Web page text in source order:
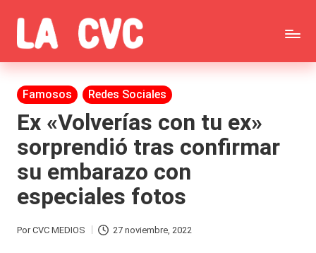
Saltar
al
contenido
C
o
p
u
c
h
a
s
Todas
las
noticias
de
la
farándula,
Publicada
en
Famosos Redes Sociales
Ex «Volverías con tu ex»
sorprendió tras confirmar
su embarazo con
especiales fotos
Publicado
PorCVC MEDIOS 27 noviembre, 2022